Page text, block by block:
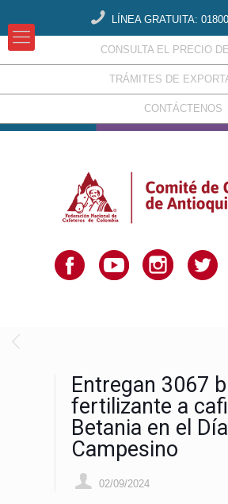
LÍNEA GRATUITA:
CONSULTA EL PRECIO
TRÁMITES DE
CONTÁCTENOS
Entregan 3067
fertilizante a
Betania en el
Campesino
02/09/2024